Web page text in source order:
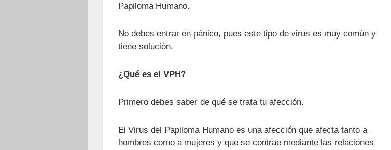
Papiloma Humano.
No debes entrar en pánico, pues este tipo de virus es muy común y
tiene solución.
¿Qué es el VPH?
Primero debes saber de qué se trata tu afección.
El Virus del Papiloma Humano es una afección que afecta tanto a
hombres como a mujeres y que se contrae mediante las relaciones